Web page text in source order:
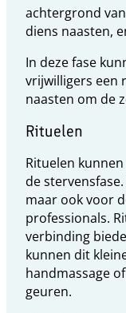
achtergrond
diens naasten,
In deze fase
vrijwilligers een
naasten om de
Rituelen
Rituelen
de
maar ook voor
professionals.
verbinding
kunnen dit
handmassage
geuren.